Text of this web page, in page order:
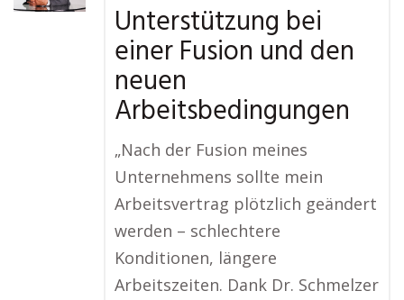
Unterstützung bei
einer Fusion und den
neuen
Arbeitsbedingungen
„Nach der Fusion meines
Unternehmens sollte mein
Arbeitsvertrag plötzlich geändert
werden – schlechtere
Konditionen, längere
Arbeitszeiten. Dank Dr. Schmelzer